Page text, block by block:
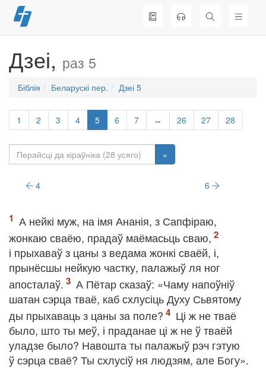
Перайсці
да
Дзеі, раз 5
Біблія Беларускі пер. Дзеі 5
1 2 3 4 5 6 7 ↔ 26 27 28
»
4 6
А нейкі муж, на імя Ананія, з Сапфіраю,
жонкаю сваёю, прадаў маёмасьць сваю,
і прыхаваў з цаны з ведама жонкі сваёй, і,
прынёсшы нейкую частку, палажыў ля ног
апосталаў.
А Пётар сказаў: «Чаму напоўніў
шатан сэрца тваё, каб схлусіць Духу Сьвятому
ды прыхаваць з цаны за поле?
Ці ж не тваё
было, што ты меў, і праданае ці ж не ў тваёй
уладзе было? Навошта ты палажыў рэч гэтую
ў сэрца сваё? Ты схлусіў ня людзям, але Богу».